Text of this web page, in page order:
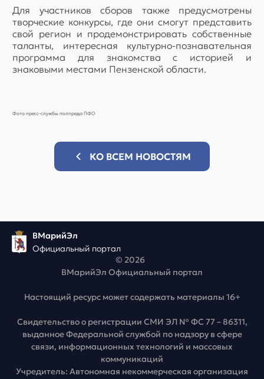
Для участников сборов также предусмотрены
творческие конкурсы, где они смогут представить
свой регион и продемонстрировать собственные
таланты, интересная культурно-познавательная
программа для знакомства с историей и
знаковыми местами Пензенской области.
Фото пресс-службы полпреда ПФО
КО ВСЕМ НОВОСТЯМ
ВМарийЭл
Официальный портал
© 2026
ВМарийЭл Официальный портал
Настоящий ресурс может содержать материалы 16+
Свидетельство о регистрации СМИ ЭЛ № ФС 77 – 86311,
выданное Федеральной службой по надзору в сфере
связи, информационных технологий и массовых
коммуникаций
Учредитель: Автономная некоммерческая организация